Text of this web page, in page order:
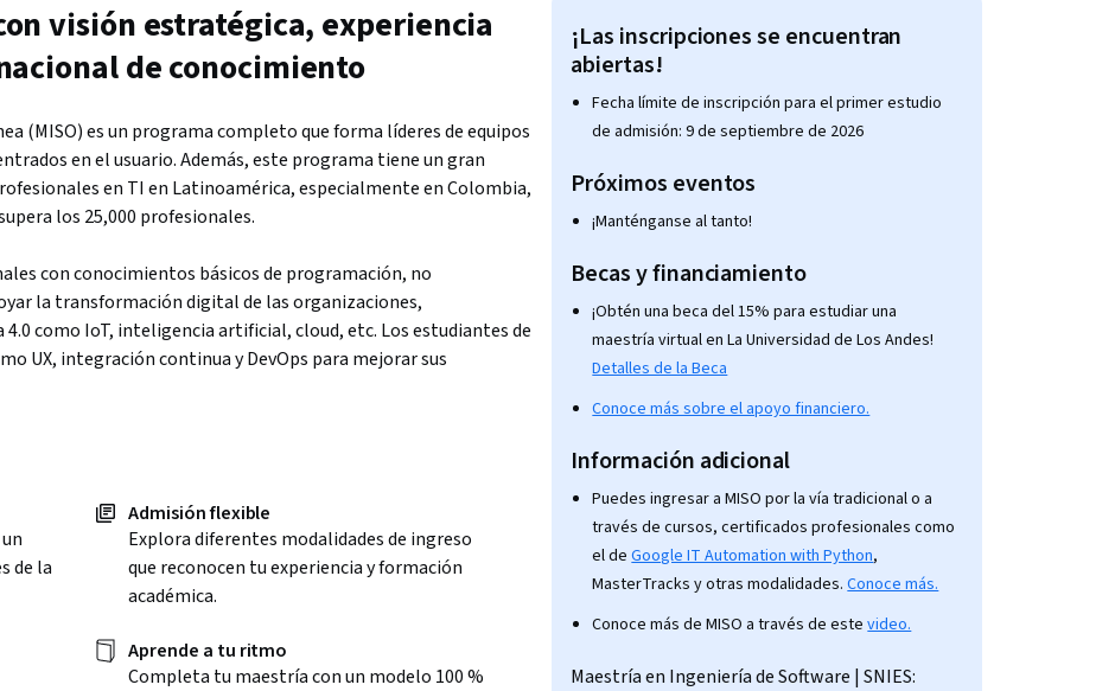
visión estratégica, experiencia
de conocimiento
(MISO) es un programa completo que forma líderes de equipos
en el usuario. Además, este programa tiene un gran
en TI en Latinoamérica, especialmente en Colombia,
los 25,000 profesionales.
con conocimientos básicos de programación, no
la transformación digital de las organizaciones,
como IoT, inteligencia artificial, cloud, etc. Los estudiantes de
UX, integración continua y DevOps para mejorar sus
de la
Admisión flexible
Explora diferentes modalidades de ingreso
que reconocen tu experiencia y formación
académica.
Aprende a tu ritmo
Completa tu maestría con un modelo 100 %
¡Las inscripciones se encuentran
abiertas!
Fecha límite de inscripción para el primer estudio
de admisión: 9 de septiembre de 2026
Próximos eventos
¡Manténganse al tanto!
Becas y financiamiento
¡Obtén una beca del 15% para estudiar una
maestría virtual en La Universidad de Los Andes!
Detalles de la Beca
Conoce más sobre el apoyo financiero.
Información adicional
Puedes ingresar a MISO por la vía tradicional o a
través de cursos, certificados profesionales como
el deGoogle IT Automation with Python,
MasterTracks y otras modalidades.Conoce más.
Conoce más de MISO a través de estevideo.
Maestría en Ingeniería de Software | SNIES: